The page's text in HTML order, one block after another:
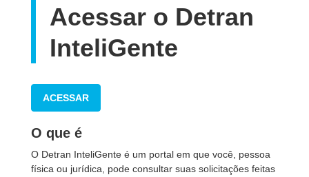
Acessar o Detran
InteliGente
ACESSAR
O que é
O Detran InteliGente é um portal em que você, pessoa
física ou jurídica, pode consultar suas solicitações feitas